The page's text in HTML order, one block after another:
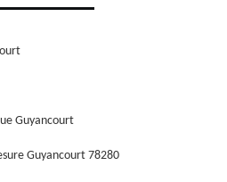
Guyancourt
Guyancourt 78280